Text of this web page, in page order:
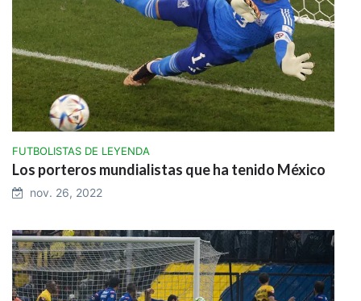
FUTBOLISTAS DE LEYENDA
Los porteros mundialistas que ha tenido México
nov. 26, 2022